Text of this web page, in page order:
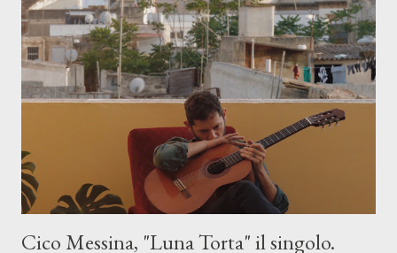
Cico Messina, "Luna Torta" il singolo.